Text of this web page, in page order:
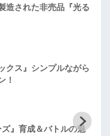
造された非売品『光る
クス』シンプルながら
！
』育成＆バトルの魅